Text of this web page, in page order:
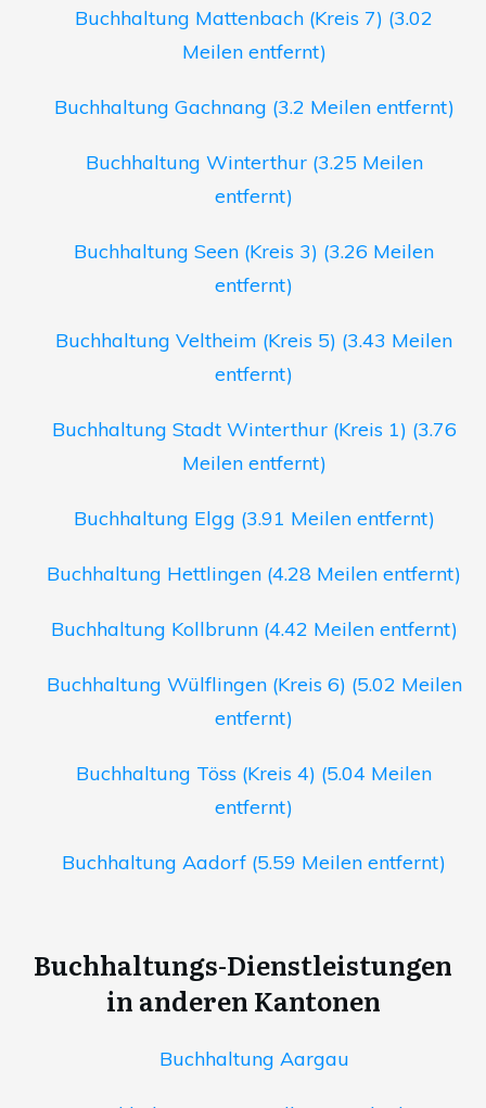
Buchhaltung Mattenbach (Kreis 7) (3.02
Meilen entfernt)
Buchhaltung Gachnang (3.2 Meilen entfernt)
Buchhaltung Winterthur (3.25 Meilen
entfernt)
Buchhaltung Seen (Kreis 3) (3.26 Meilen
entfernt)
Buchhaltung Veltheim (Kreis 5) (3.43 Meilen
entfernt)
Buchhaltung Stadt Winterthur (Kreis 1) (3.76
Meilen entfernt)
Buchhaltung Elgg (3.91 Meilen entfernt)
Buchhaltung Hettlingen (4.28 Meilen entfernt)
Buchhaltung Kollbrunn (4.42 Meilen entfernt)
Buchhaltung Wülflingen (Kreis 6) (5.02 Meilen
entfernt)
Buchhaltung Töss (Kreis 4) (5.04 Meilen
entfernt)
Buchhaltung Aadorf (5.59 Meilen entfernt)
Buchhaltungs-Dienstleistungen
in anderen Kantonen
Buchhaltung Aargau